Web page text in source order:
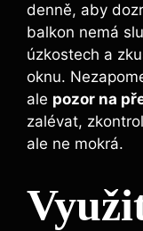
‍denně, aby
balkon‌ nemá
⁢úzkostech a
oknu.
ale pozor na
zalévat,
ale ne mokrá.